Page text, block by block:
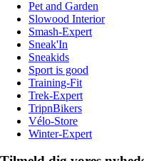
Pet and Garden
Slowood Interior
Smash-Expert
Sneak'In
Sneakids
Sport is good
Training-Fit
Trek-Expert
TripnBikers
Vélo-Store
Winter-Expert